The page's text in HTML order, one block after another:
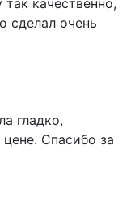
качественно,
сделал очень
гладко,
Спасибо за